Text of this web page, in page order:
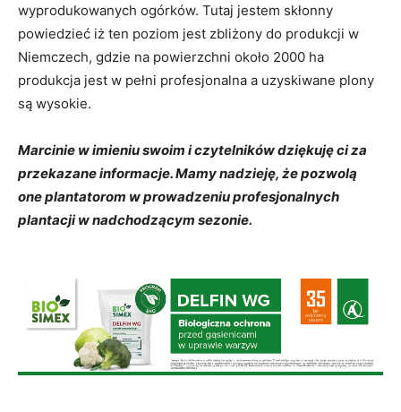
wyprodukowanych ogórków. Tutaj jestem skłonny
powiedzieć iż ten poziom jest zbliżony do produkcji w
Niemczech, gdzie na powierzchni około 2000 ha
produkcja jest w pełni profesjonalna a uzyskiwane plony
są wysokie.
Marcinie w imieniu swoim i czytelników dziękuję ci za
przekazane informacje. Mamy nadzieję, że pozwolą
one plantatorom w prowadzeniu profesjonalnych
plantacji w nadchodzącym sezonie.